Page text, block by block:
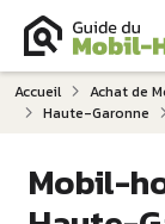
Accueil Achat de
Haute-Garonne
Mobil-